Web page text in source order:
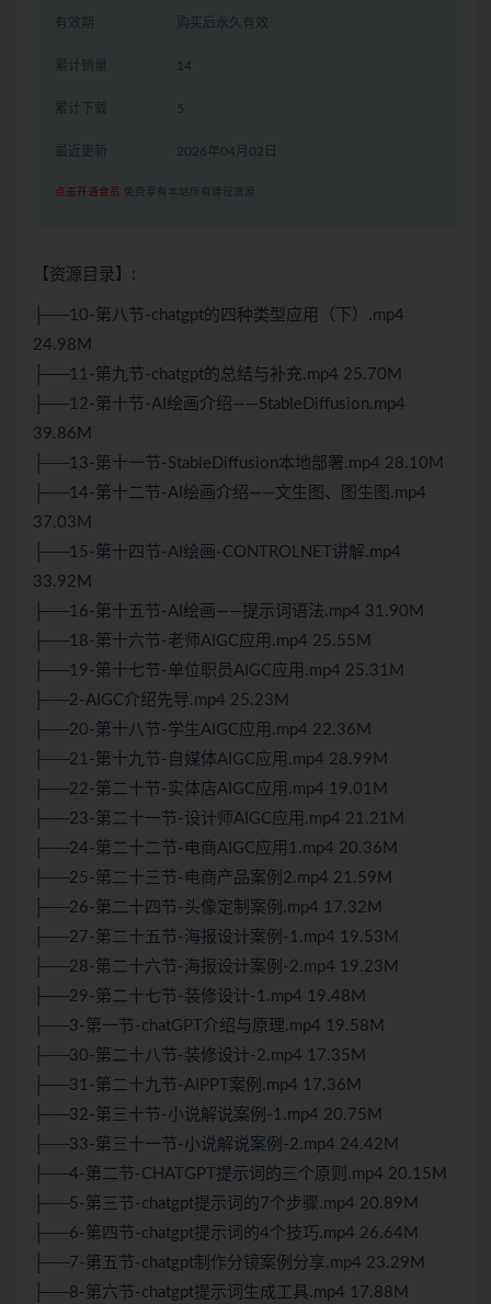
有效期 购买后永久有效
累计销量 14
累计下载 5
最近更新 2026年04月02日
点击开通会员 免费享有本站所有课程资源
【资源目录】:
├──10-第八节-chatgpt的四种类型应用（下）.mp4
24.98M
├──11-第九节-chatgpt的总结与补充.mp4 25.70M
├──12-第十节-AI绘画介绍——StableDiffusion.mp4
39.86M
├──13-第十一节-StableDiffusion本地部署.mp4 28.10M
├──14-第十二节-AI绘画介绍——文生图、图生图.mp4
37.03M
├──15-第十四节-AI绘画-CONTROLNET讲解.mp4
33.92M
├──16-第十五节-AI绘画——提示词语法.mp4 31.90M
├──18-第十六节-老师AIGC应用.mp4 25.55M
├──19-第十七节-单位职员AIGC应用.mp4 25.31M
├──2-AIGC介绍先导.mp4 25.23M
├──20-第十八节-学生AIGC应用.mp4 22.36M
├──21-第十九节-自媒体AIGC应用.mp4 28.99M
├──22-第二十节-实体店AIGC应用.mp4 19.01M
├──23-第二十一节-设计师AIGC应用.mp4 21.21M
├──24-第二十二节-电商AIGC应用1.mp4 20.36M
├──25-第二十三节-电商产品案例2.mp4 21.59M
├──26-第二十四节-头像定制案例.mp4 17.32M
├──27-第二十五节-海报设计案例-1.mp4 19.53M
├──28-第二十六节-海报设计案例-2.mp4 19.23M
├──29-第二十七节-装修设计-1.mp4 19.48M
├──3-第一节-chatGPT介绍与原理.mp4 19.58M
├──30-第二十八节-装修设计-2.mp4 17.35M
├──31-第二十九节-AIPPT案例.mp4 17.36M
├──32-第三十节-小说解说案例-1.mp4 20.75M
├──33-第三十一节-小说解说案例-2.mp4 24.42M
├──4-第二节-CHATGPT提示词的三个原则.mp4 20.15M
├──5-第三节-chatgpt提示词的7个步骤.mp4 20.89M
├──6-第四节-chatgpt提示词的4个技巧.mp4 26.64M
├──7-第五节-chatgpt制作分镜案例分享.mp4 23.29M
├──8-第六节-chatgpt提示词生成工具.mp4 17.88M